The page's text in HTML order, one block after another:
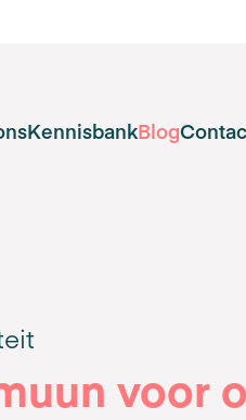
KennisbankBlog
voor